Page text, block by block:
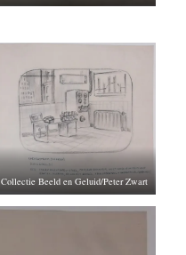
Collectie Beeld en Geluid/Peter Zwart